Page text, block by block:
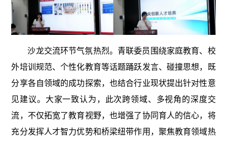
沙龙交流环节气氛热烈。青联委员围绕家庭教育、校
外培训规范、个性化教育等话题踊跃发言、碰撞思想，既
分享各自领域的成功探索，也结合行业现状提出针对性意
见建议。大家一致认为，此次跨领域、多视角的深度交
流，不仅拓宽了教育视野，也增强了协同育人的信心，将
充分发挥人才智力优势和桥梁纽带作用，聚焦教育领域热